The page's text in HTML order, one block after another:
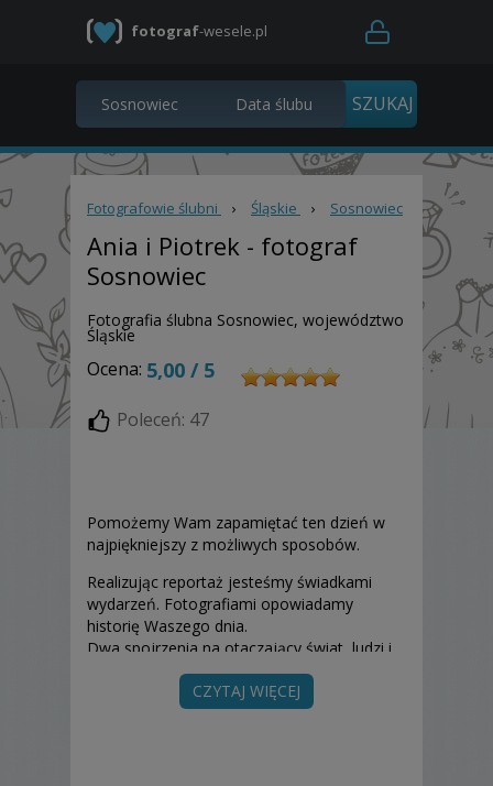
fotograf-wesele.pl
Fotografowie ślubni › Śląskie › Sosnowiec
Ania i Piotrek - fotograf
Sosnowiec
Fotografia ślubna Sosnowiec, województwo
Śląskie
Ocena: 5,00 / 5
Poleceń: 47
Pomożemy Wam zapamiętać ten dzień w
najpiękniejszy z możliwych sposobów.
Realizując reportaż jesteśmy świadkami
wydarzeń. Fotografiami opowiadamy
historię Waszego dnia.
Dwa spojrzenia na otaczający świat, ludzi i
Jedna historia opowiadana bez kreowania
rzeczywistości.
CZYTAJ WIĘCEJ